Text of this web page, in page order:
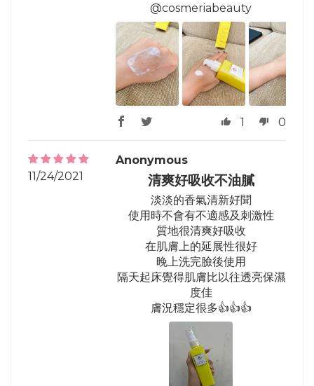
@cosmeriabeauty
1 0
11/24/2021
Anonymous
清爽好吸收不油膩
淡淡的香氣清新好聞
使用時不會有不適感及刺激性
質地很清爽好吸收
在肌膚上的延展性很好
晚上洗完臉後使用
隔天起床覺得肌膚比以往透亮保濕
度佳
膚況穩定很多👍👍👍